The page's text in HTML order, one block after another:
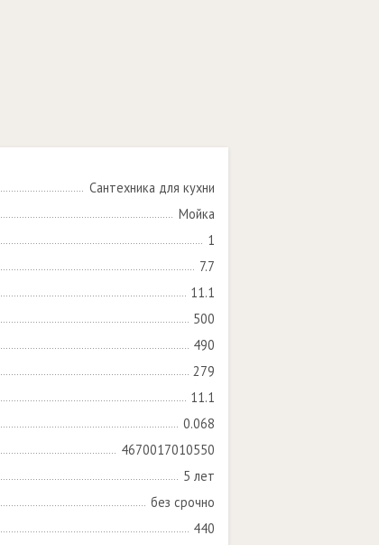
Сантехника для кухни
Мойка
1
7.7
11.1
500
490
279
11.1
0.068
4670017010550
5 лет
без срочно
440